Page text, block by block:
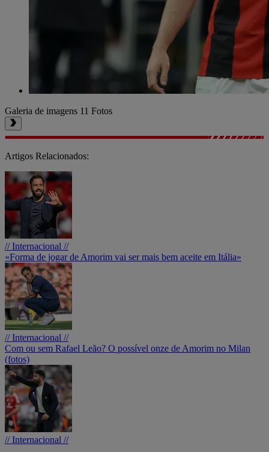
Galeria de imagens 11 Fotos
Artigos Relacionados:
// Internacional //
«Forma de jogar de Amorim vai ser mais bem aceite em Itália»
// Internacional //
Com ou sem Rafael Leão? O possível onze de Amorim no Milan
(fotos)
// Internacional //